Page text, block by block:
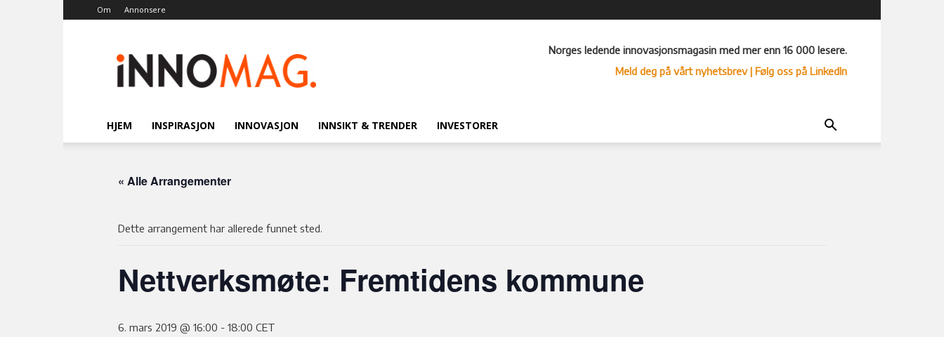
Om Annonsere
Norges ledende innovasjonsmagasin med mer enn 16 000 lesere.
Meld deg på vårt nyhetsbrev| Følg oss på LinkedIn
HJEM INSPIRASJON INNOVASJON INNSIKT & TRENDER INVESTORER
« Alle Arrangementer
Dette arrangement har allerede funnet sted.
Nettverksmøte: Fremtidens kommune
6. mars 2019 @ 16:00 - 18:00 CET